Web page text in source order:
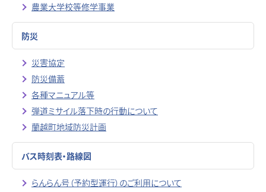
農業大学校等修学事業
防災
災害協定
防災備蓄
各種マニュアル等
弾道ミサイル落下時の行動について
蘭越町地域防災計画
バス時刻表・路線図
らんらん号（予約型運行）のご利用について